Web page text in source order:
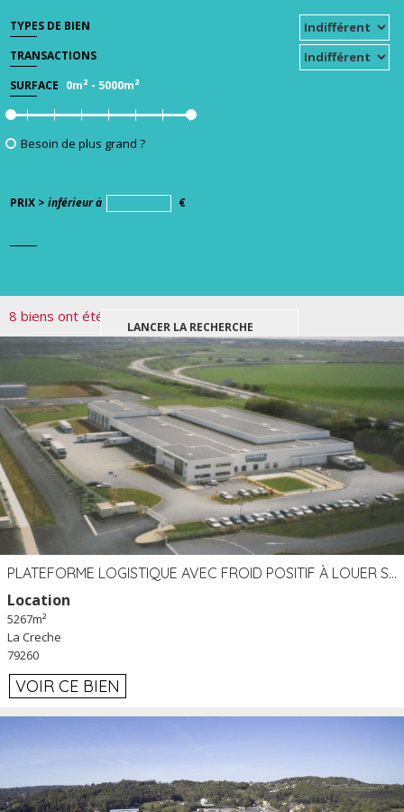
TYPES DE BIEN
TRANSACTIONS
SURFACE 0m² - 5000m²
Besoin de plus grand ?
PRIX > inférieur à €
8 biens ont été trouvés pour votre recherche.
PLATEFORME LOGISTIQUE AVEC FROID POSITIF À LOUER SECTEUR NIORT (79)
Location
5267m²
La Creche
79260
VOIR CE BIEN